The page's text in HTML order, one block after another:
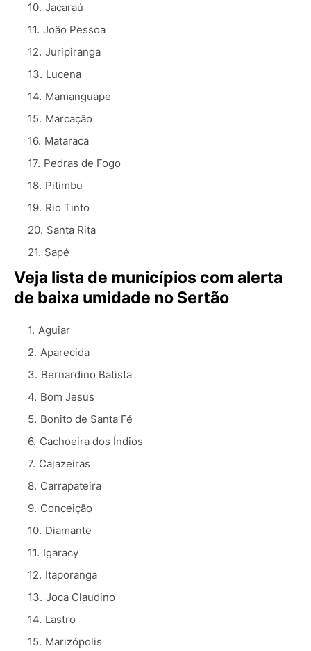
Jacaraú
João Pessoa
Juripiranga
Lucena
Mamanguape
Marcação
Mataraca
Pedras de Fogo
Pitimbu
Rio Tinto
Santa Rita
Sapé
Veja lista de municípios com alerta
de baixa umidade no Sertão
Aguiar
Aparecida
Bernardino Batista
Bom Jesus
Bonito de Santa Fé
Cachoeira dos Índios
Cajazeiras
Carrapateira
Conceição
Diamante
Igaracy
Itaporanga
Joca Claudino
Lastro
Marizópolis